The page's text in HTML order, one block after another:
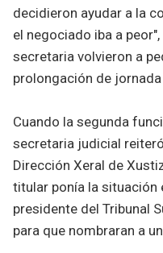
decidieron ayudar a la
el negociado iba a
secretaria volvieron a
prolongación de
Cuando la segunda
secretaria judicial
Dirección Xeral de
titular ponía la situación
presidente del Tribunal
para que nombraran a